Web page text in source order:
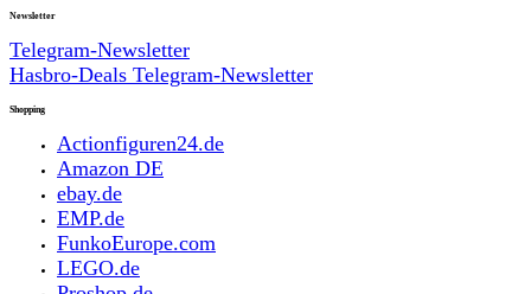
Newsletter
Telegram-Newsletter
Hasbro-Deals Telegram-Newsletter
Shopping
Actionfiguren24.de
Amazon DE
ebay.de
EMP.de
FunkoEurope.com
LEGO.de